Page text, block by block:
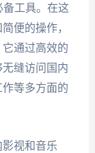
工具。在这
便的操作，
通过高效的
缝访问国内
等多方面的
视和音乐